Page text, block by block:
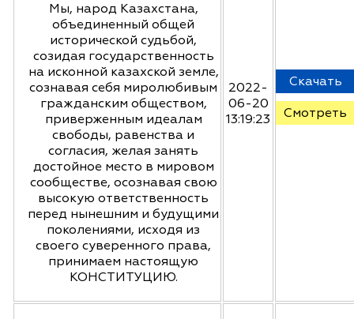
Мы, народ Казахстана,
объединенный общей
исторической судьбой,
созидая государственность
на исконной казахской земле,
сознавая себя миролюбивым
гражданским обществом,
приверженным идеалам
свободы, равенства и
согласия, желая занять
достойное место в мировом
сообществе, осознавая свою
высокую ответственность
перед нынешним и будущими
поколениями, исходя из
своего суверенного права,
принимаем настоящую
КОНСТИТУЦИЮ.
2022-
06-20
13:19:23
Скачать
Смотреть